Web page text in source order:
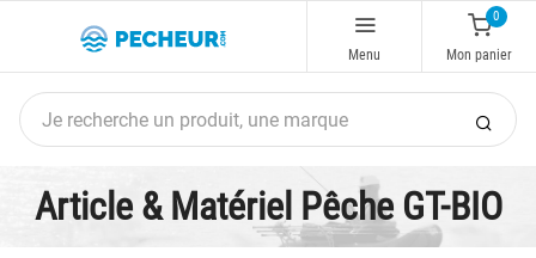
Menu
0
Mon panier
Article & Matériel Pêche GT-BIO